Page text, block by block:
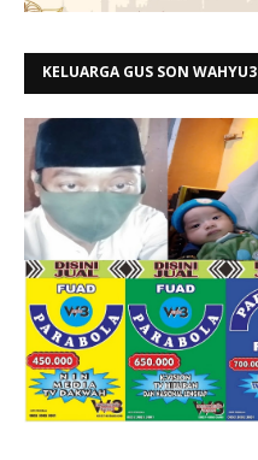
KELUARGA GUS SON WAHYU3